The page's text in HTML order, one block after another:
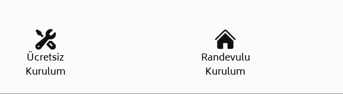
Ücretsiz
Kurulum
Randevulu
Kurulum